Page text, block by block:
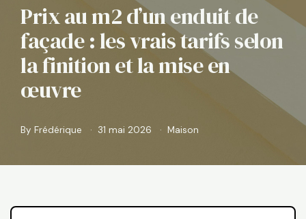
Prix au m2 d’un enduit de
façade : les vrais tarifs selon
la finition et la mise en
œuvre
By Frédérique 31 mai 2026 Maison